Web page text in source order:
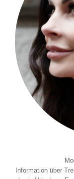
Information über